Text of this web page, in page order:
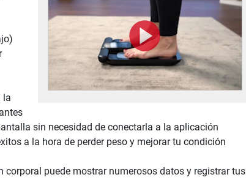
la
sin necesidad de conectarla a la aplicación
a la hora de perder peso y mejorar tu condición
corporal puede mostrar numerosos datos y registrar tus